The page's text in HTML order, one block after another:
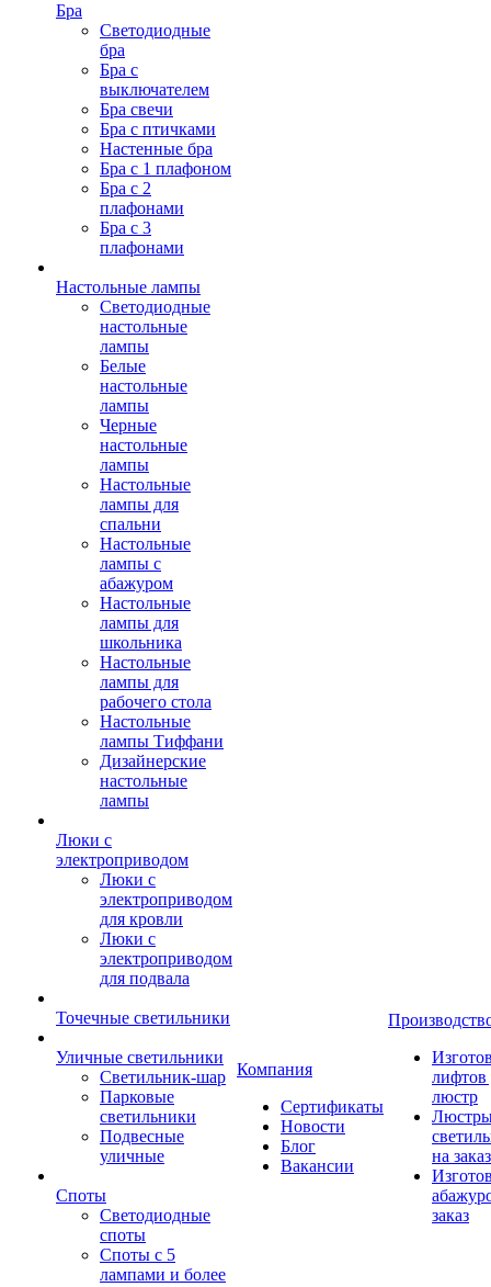
Бра
Светодиодные
бра
Бра с
выключателем
Бра свечи
Бра с птичками
Настенные бра
Бра с 1 плафоном
Бра с 2
плафонами
Бра с 3
плафонами
Настольные лампы
Светодиодные
настольные
лампы
Белые
настольные
лампы
Черные
настольные
лампы
Настольные
лампы для
спальни
Настольные
лампы с
абажуром
Настольные
лампы для
школьника
Настольные
лампы для
рабочего стола
Настольные
лампы Тиффани
Дизайнерские
настольные
лампы
Люки с
электроприводом
Люки с
электроприводом
для кровли
Люки с
электроприводом
для подвала
Точечные светильники
Уличные светильники
Светильник-шар
Парковые
светильники
Подвесные
уличные
Споты
Светодиодные
споты
Споты с 5
лампами и более
Компания
Сертификаты
Новости
Блог
Вакансии
лифтов
люстр
на заказ
заказ